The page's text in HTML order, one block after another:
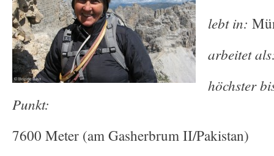
lebt in:
arbeitet
höchster
Punkt:
7600 Meter (am Gasherbrum II/Pakistan)